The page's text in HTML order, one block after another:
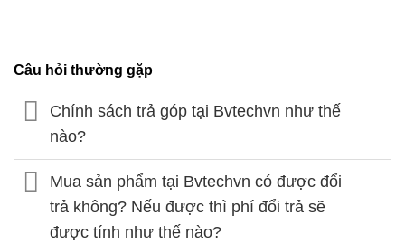
Câu hỏi thường gặp
Chính sách trả góp tại Bvtechvn như thế
nào?
Mua sản phẩm tại Bvtechvn có được đổi
trả không? Nếu được thì phí đổi trả sẽ
được tính như thế nào?